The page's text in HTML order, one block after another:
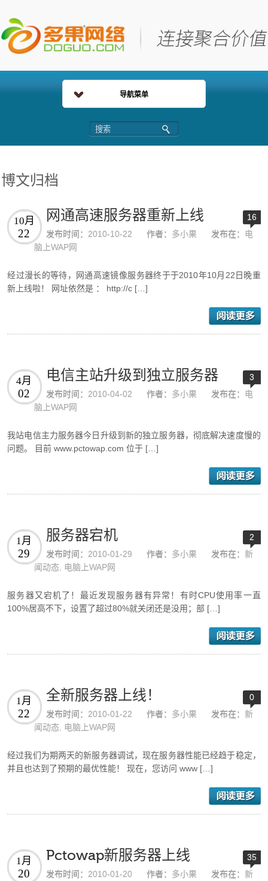
导航菜单
博文归档
网通高速服务器重新上线
10月
22 发布时间： 2010-10-22 作者： 多小果 发布在： 电
脑上WAP网
16
经过漫长的等待，网通高速镜像服务器终于于2010年10月22日晚重
新上线啦！ 网址依然是 ： http://c […]
电信主站升级到独立服务器
4月
02 发布时间： 2010-04-02 作者： 多小果 发布在： 电
脑上WAP网
3
我站电信主力服务器今日升级到新的独立服务器，彻底解决速度慢的
问题。 目前 www.pctowap.com 位于 […]
服务器宕机
1月
29 发布时间： 2010-01-29 作者： 多小果 发布在：新
闻动态
电脑上WAP网
2
服务器又宕机了！最近发现服务器有异常！有时CPU使用率一直
100%居高不下，设置了超过80%就关闭还是没用；部 […]
全新服务器上线！
1月
22 发布时间： 2010-01-22 作者： 多小果 发布在：新
闻动态
电脑上WAP网
0
经过我们为期两天的新服务器调试，现在服务器性能已经趋于稳定，
并且也达到了预期的最优性能！ 现在，您访问 www […]
Pctowap新服务器上线
1月
20 发布时间： 2010-01-20 作者： 多小果 发布在：新
35